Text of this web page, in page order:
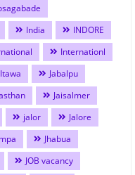
India
INDORE
Internationl
Itawa
Jabalpu
Jaisalmer
jalor
Jalore
Jhabua
JOB vacancy